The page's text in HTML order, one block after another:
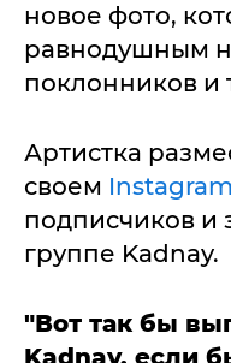
новое фото,
равнодушным
поклонников и
Артистка
своем Instagram
подписчиков и
группе Kadnay.
"Вот так бы
Kadnay, если